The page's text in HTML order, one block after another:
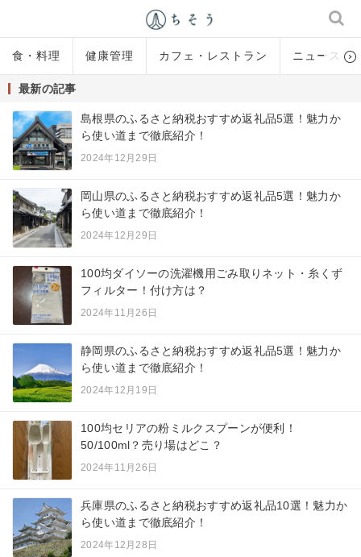
食・料理 健康管理 カフェ・レストラン ニュース
最新の記事
島根県のふるさと納税おすすめ返礼品5選！魅力か
ら使い道まで徹底紹介！
2024年12月29日
岡山県のふるさと納税おすすめ返礼品5選！魅力か
ら使い道まで徹底紹介！
2024年12月29日
100均ダイソーの洗濯機用ごみ取りネット・糸くず
フィルター！付け方は？
2024年11月26日
静岡県のふるさと納税おすすめ返礼品5選！魅力か
ら使い道まで徹底紹介！
2024年12月19日
100均セリアの粉ミルクスプーンが便利！
50/100ml？売り場はどこ？
2024年11月26日
兵庫県のふるさと納税おすすめ返礼品10選！魅力か
ら使い道まで徹底紹介！
2024年12月28日